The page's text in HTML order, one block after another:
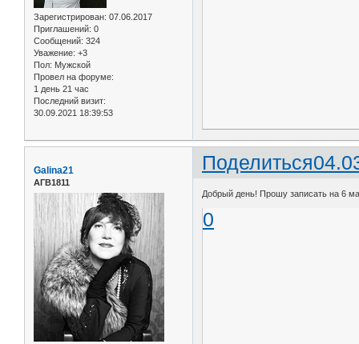
Зарегистрирован: 07.06.2017
Приглашений: 0
Сообщений: 324
Уважение: +3
Пол: Мужской
Провел на форуме:
1 день 21 час
Последний визит:
30.09.2021 18:39:53
Поделиться
Galina21
АГВ1811
Добрый день! Прошу записать на 6
0